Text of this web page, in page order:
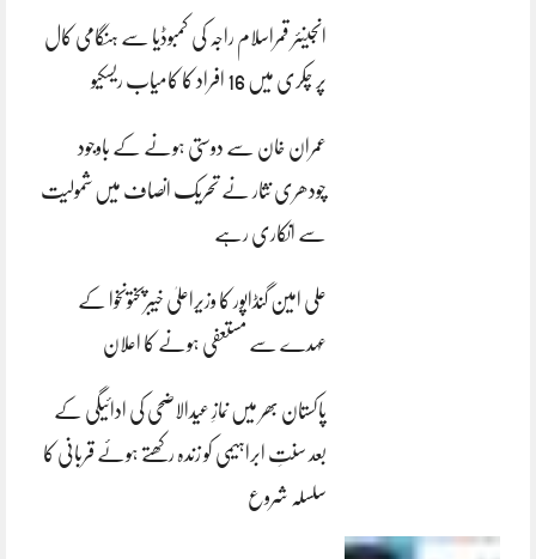
انجینئر قمراسلام راجہ کی کمبوڈیا سے ہنگامی کال
پر چکری میں 16 افراد کا کامیاب ریسکیو
عمران خان سے دوستی ہونے کے باوجود
چودھری نثار نے تحریک انصاف میں شمولیت
سے انکاری رہے
علی امین گنڈاپور کا وزیراعلیٰ خیبرپختونخوا کے
عہدے سے مستعفی ہونے کا اعلان
پاکستان بھر میں نمازِ عیدالاضحی کی ادائیگی کے
بعد سنتِ ابراہیمی کو زندہ رکھتے ہوئے قربانی کا
سلسلہ شروع